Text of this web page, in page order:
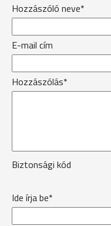
Hozzászóló neve*
E-mail cím
Hozzászólás*
Biztonsági kód
Ide írja be*